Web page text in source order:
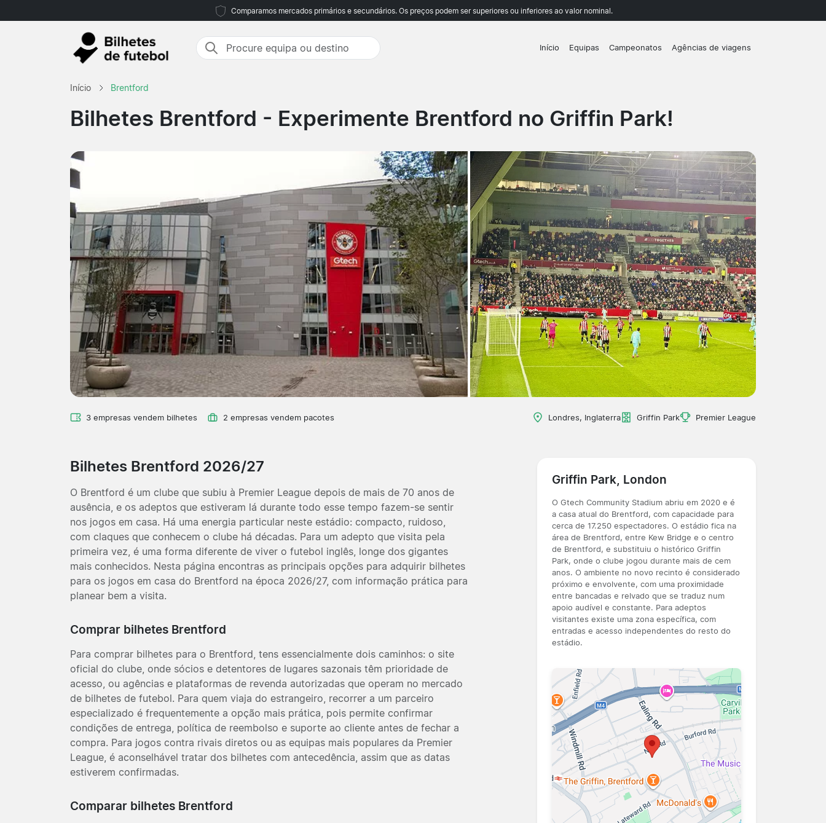
Comparamos mercados primários e secundários. Os preços podem ser superiores ou inferiores ao valor nominal.
Início Equipas Campeonatos Agências de viagens
Início Brentford
Bilhetes Brentford - Experimente Brentford no Griffin Park!
3 empresas vendem bilhetes 2 empresas vendem pacotes Londres, Inglaterra Griffin Park Premier League
Bilhetes Brentford 2026/27
O Brentford é um clube que subiu à Premier League depois de mais de 70 anos de
ausência, e os adeptos que estiveram lá durante todo esse tempo fazem-se sentir
nos jogos em casa. Há uma energia particular neste estádio: compacto, ruidoso,
com claques que conhecem o clube há décadas. Para um adepto que visita pela
primeira vez, é uma forma diferente de viver o futebol inglês, longe dos gigantes
mais conhecidos. Nesta página encontras as principais opções para adquirir bilhetes
para os jogos em casa do Brentford na época 2026/27, com informação prática para
planear bem a visita.
Comprar bilhetes Brentford
Para comprar bilhetes para o Brentford, tens essencialmente dois caminhos: o site
oficial do clube, onde sócios e detentores de lugares sazonais têm prioridade de
acesso, ou agências e plataformas de revenda autorizadas que operam no mercado
de bilhetes de futebol. Para quem viaja do estrangeiro, recorrer a um parceiro
especializado é frequentemente a opção mais prática, pois permite confirmar
condições de entrega, política de reembolso e suporte ao cliente antes de fechar a
compra. Para jogos contra rivais diretos ou as equipas mais populares da Premier
League, é aconselhável tratar dos bilhetes com antecedência, assim que as datas
estiverem confirmadas.
Comparar bilhetes Brentford
Griffin Park, London
O Gtech Community Stadium abriu em 2020 e é
a casa atual do Brentford, com capacidade para
cerca de 17.250 espectadores. O estádio fica na
área de Brentford, entre Kew Bridge e o centro
de Brentford, e substituiu o histórico Griffin
Park, onde o clube jogou durante mais de cem
anos. O ambiente no novo recinto é considerado
próximo e envolvente, com uma proximidade
entre bancadas e relvado que se traduz num
apoio audível e constante. Para adeptos
visitantes existe uma zona específica, com
entradas e acesso independentes do resto do
estádio.